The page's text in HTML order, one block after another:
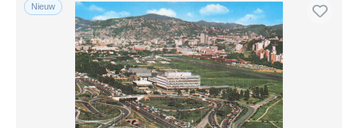
Nieuw